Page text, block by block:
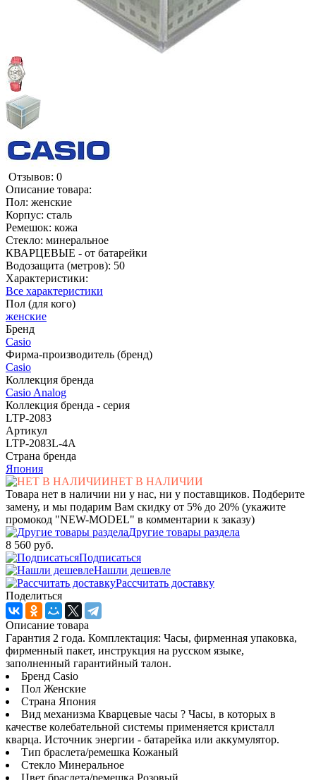
Отзывов: 0
Описание товара:
Пол: женские
Корпус: сталь
Ремешок: кожа
Стекло: минеральное
КВАРЦЕВЫЕ - от батарейки
Водозащита (метров): 50
Характеристики:
Все характеристики
Пол (для кого)
женские
Бренд
Casio
Фирма-производитель (бренд)
Casio
Коллекция бренда
Casio Analog
Коллекция бренда - серия
LTP-2083
Артикул
LTP-2083L-4A
Страна бренда
Япония
НЕТ В НАЛИЧИИ
Товара нет в наличии ни у нас, ни у поставщиков. Подберите
замену, и мы подарим Вам скидку от 5% до 20% (укажите
промокод "NEW-MODEL" в комментарии к заказу)
Другие товары раздела
8 560 руб.
Подписаться
Нашли дешевле
Рассчитать доставку
Поделиться
Описание товара
Гарантия 2 года. Комплектация: Часы, фирменная упаковка,
фирменный пакет, инструкция на русском языке,
заполненный гарантийный талон.
Бренд Casio
Пол Женские
Страна Япония
Вид механизма Кварцевые часы ? Часы, в которых в
качестве колебательной системы применяется кристалл
кварца. Источник энергии - батарейка или аккумулятор.
Тип браслета/ремешка Кожаный
Стекло Минеральное
Цвет браслета/ремешка Розовый